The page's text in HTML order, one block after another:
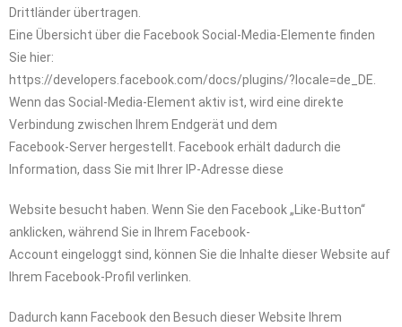
Drittländer übertragen.
Eine Übersicht über die Facebook Social-Media-Elemente finden
Sie hier:
https://developers.facebook.com/docs/plugins/?locale=de_DE.
Wenn das Social-Media-Element aktiv ist, wird eine direkte
Verbindung zwischen Ihrem Endgerät und dem
Facebook-Server hergestellt. Facebook erhält dadurch die
Information, dass Sie mit Ihrer IP-Adresse diese
Website besucht haben. Wenn Sie den Facebook „Like-Button“
anklicken, während Sie in Ihrem Facebook-
Account eingeloggt sind, können Sie die Inhalte dieser Website auf
Ihrem Facebook-Profil verlinken.
Dadurch kann Facebook den Besuch dieser Website Ihrem